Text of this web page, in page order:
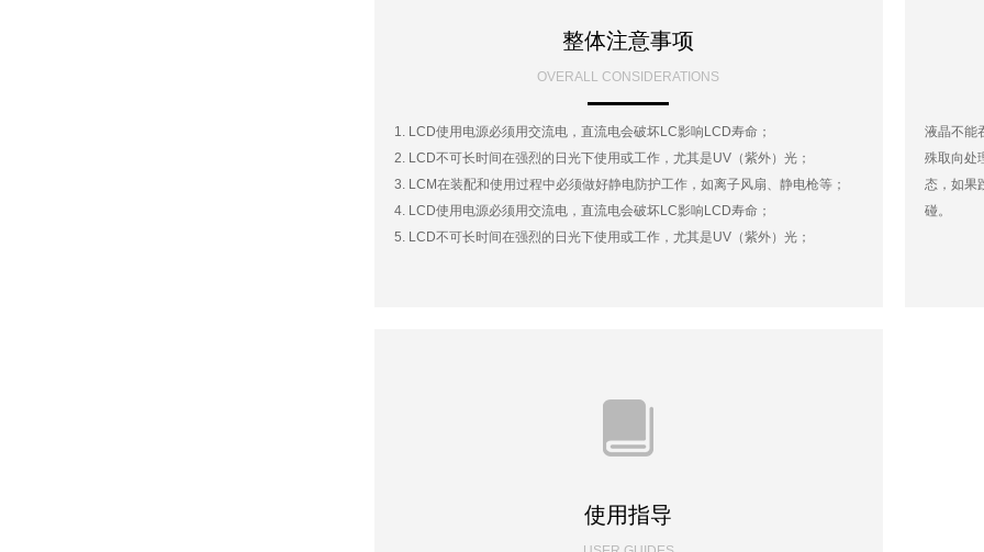
整体注意事项
OVERALL CONSIDERATIONS
1. LCD使用电源必须用交流电，直流电会破坏LC影响LCD寿命；
2. LCD不可长时间在强烈的日光下使用或工作，尤其是UV（紫外）光；
3. LCM在装配和使用过程中必须做好静电防护工作，如离子风扇、静电枪等；
4. LCD使用电源必须用交流电，直流电会破坏LC影响LCD寿命；
5. LCD不可长时间在强烈的日光下使用或工作，尤其是UV（紫外）光；
液晶不能
殊取向处
态，如果
碰。
使用指导